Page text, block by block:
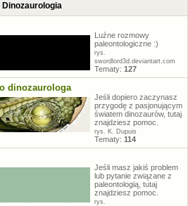
Dinozaurologia
Luźne rozmowy
paleontologiczne :)
rys.
swordlord3d.deviantart.com
Tematy: 127
dinozaurologa
Jeśli dopiero zaczynasz
przygodę z pasjonującym
światem dinozaurów, tutaj
znajdziesz pomoc.
rys. K. Dupuis
Tematy: 114
Jeśli masz jakiś problem
lub pytanie związane z
paleontologią, tutaj
znajdziesz pomoc.
rys.